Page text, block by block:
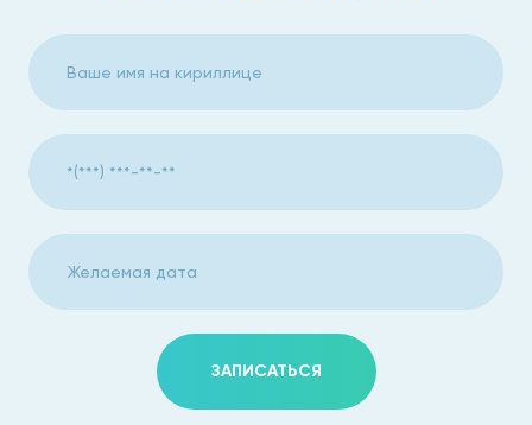
ЗАПИСАТЬСЯ